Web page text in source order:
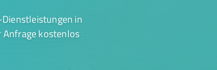
in
Anfrage kostenlos